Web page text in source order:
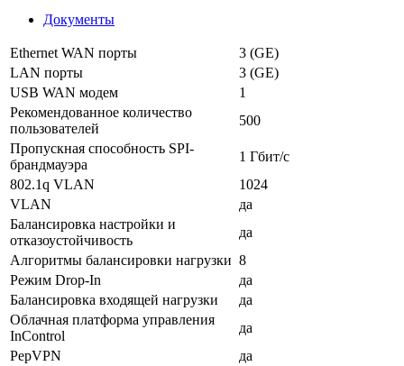
Документы
Ethernet WAN порты
3 (GE)
LAN порты
3 (GE)
USB WAN модем
1
Рекомендованное количество
пользователей
500
Пропускная способность SPI-
брандмауэра
1 Гбит/с
802.1q VLAN
1024
VLAN
да
Балансировка настройки и
отказоустойчивость
да
Алгоритмы балансировки нагрузки 8
Режим Drop-In
да
Балансировка входящей нагрузки
да
Облачная платформа управления
InControl
да
PepVPN
да